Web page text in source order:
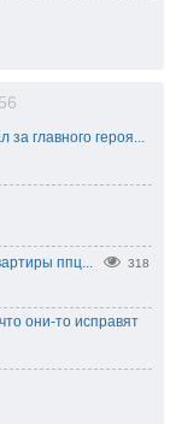
главного героя...
ппц... 318
они-то исправят